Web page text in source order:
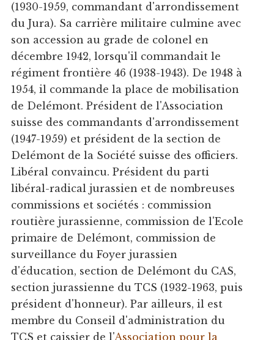
(1930-1959, commandant d'arrondissement
du Jura). Sa carrière militaire culmine avec
son accession au grade de colonel en
décembre 1942, lorsqu'il commandait le
régiment frontière 46 (1938-1943). De 1948 à
1954, il commande la place de mobilisation
de Delémont. Président de l'Association
suisse des commandants d'arrondissement
(1947-1959) et président de la section de
Delémont de la Société suisse des officiers.
Libéral convaincu. Président du parti
libéral-radical jurassien et de nombreuses
commissions et sociétés : commission
routière jurassienne, commission de l'Ecole
primaire de Delémont, commission de
surveillance du Foyer jurassien
d'éducation, section de Delémont du CAS,
section jurassienne du TCS (1932-1963, puis
président d'honneur). Par ailleurs, il est
membre du Conseil d'administration du
TCS et caissier de l'Association pour la